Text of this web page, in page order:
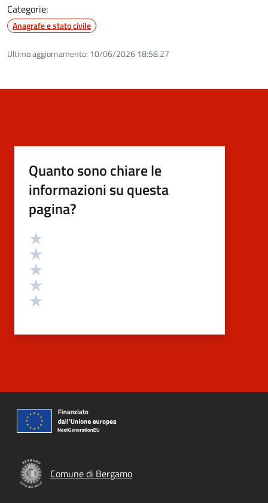
Categorie:
Anagrafe e stato civile
Ultimo aggiornamento: 10/06/2026 18:58.27
Quanto sono chiare le
informazioni su questa
pagina?
Valutazione
Comune di Bergamo